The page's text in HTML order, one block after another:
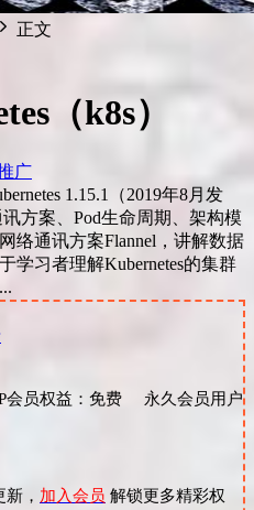
正文
（k8s）
广
1.15.1（2019年8月发
方案、Pod生命周期、架构模
络通讯方案Flannel，讲解数据
学习者理解Kubernetes的集群
员权益：免费 永久会员用户
， 加入会员 解锁更多精彩权